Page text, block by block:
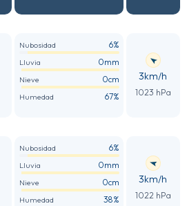
Nubosidad 6%
Lluvia 0mm
Nieve 0cm
Humedad 67%
3km/h
1023 hPa
Nubosidad 6%
Lluvia 0mm
Nieve 0cm
Humedad 38%
3km/h
1022 hPa